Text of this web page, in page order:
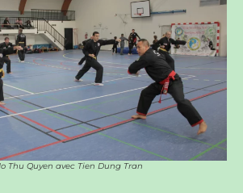
Thu Quyen avec Tien Dung Tran